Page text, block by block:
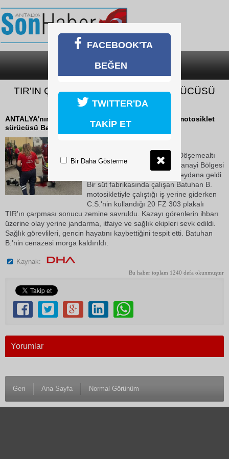
SON DAKİKA
TIR'IN ÇARTTIĞI MOTOSİKLET SÜRÜCÜSÜ
HAYATINI KAYBETTİ
ANTALYA'nın Döşemealtı ilçesinde TIR'ın çarptığı motosiklet
sürücüsü Batuhan B. (19) yaşamını yitirdi.
Kaza saat 16.00 sıralarında Döşemealtı
ilçesinde, Antalya Organize Sanayi Bölgesi
1. Etap 7. Cadde üzerinde meydana geldi.
Bir süt fabrikasında çalışan Batuhan B.
motosikletiyle çalıştığı iş yerine giderken
C.S.'nin kullandığı 20 FZ 303 plakalı
TIR'ın çarpması sonucu zemine savruldu. Kazayı görenlerin ihbarı
üzerine olay yerine jandarma, itfaiye ve sağlık ekipleri sevk edildi.
Sağlık görevlileri, gencin hayatını kaybettiğini tespit etti. Batuhan
B.'nin cenazesi morga kaldırıldı.
Kaynak:
Bu haber toplam 1240 defa okunmuştur
Yorumlar
Geri Ana Sayfa Normal Görünüm
FACEBOOK'TA
BEĞEN
TWITTER'DA
TAKİP ET
Bir Daha Gösterme